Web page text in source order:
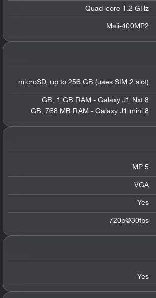
Quad-core 1.2 GHz
Mali-400MP2
microSD, up to 256 GB (uses SIM 2 slot)
8 GB, 1 GB RAM - Galaxy J1 Nxt
8 GB, 768 MB RAM - Galaxy J1 mini
5 MP
VGA
Yes
720p@30fps
Yes